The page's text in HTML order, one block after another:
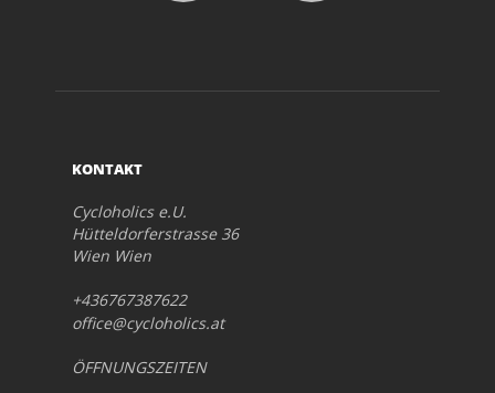
KONTAKT
Cycloholics e.U.
Hütteldorferstrasse 36
Wien Wien
+436767387622
office@cycloholics.at
ÖFFNUNGSZEITEN